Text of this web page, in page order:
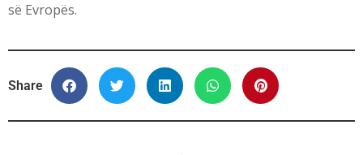
së Evropës.
Share